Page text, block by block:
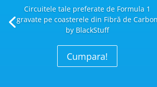
Circuitele tale preferate de Formula 1
gravate pe coasterele din Fibră de Carbon
by BlackStuff
Cumpara!